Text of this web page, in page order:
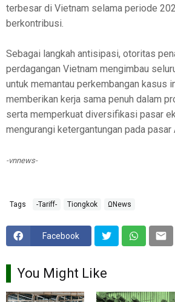
terbesar di Vietnam selama periode
berkontribusi.
Sebagai langkah antisipasi, otoritas
perdagangan Vietnam mengimbau
untuk memantau perkembangan kasus
memberikan kerja sama penuh dalam
serta memperkuat diversifikasi pasar
mengurangi ketergantungan pada pasar
-vnnews-
Tags -Tariff- Tiongkok ΩNews
Facebook
You Might Like